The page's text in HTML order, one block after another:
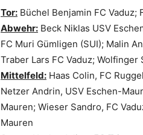
Tor: Büchel Benjamin FC Vaduz;
Abwehr: Beck Niklas USV
FC Muri Gümligen (SUI); Malin
Traber Lars FC Vaduz; Wolfinger
Mittelfeld: Haas Colin, FC
Netzer Andrin, USV Eschen-
Mauren; Wieser Sandro, FC
Mauren